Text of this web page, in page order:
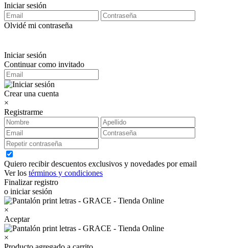
Iniciar sesión
Olvidé mi contraseña
Iniciar sesión
Continuar como invitado
Crear una cuenta
×
Registrarme
Quiero recibir descuentos exclusivos y novedades por email
Ver los términos y condiciones
Finalizar registro
o iniciar sesión
×
Aceptar
×